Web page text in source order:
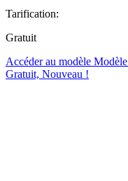
Tarification:
Gratuit
Accéder au modèle
Gratuit, Nouveau !